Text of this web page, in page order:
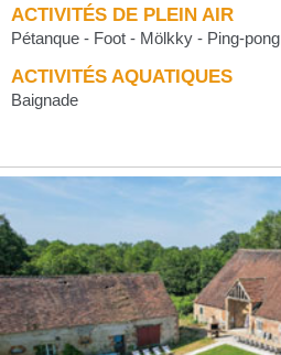
ACTIVITÉS DE PLEIN AIR
Pétanque - Foot - Mölkky - Ping-pong
ACTIVITÉS AQUATIQUES
Baignade